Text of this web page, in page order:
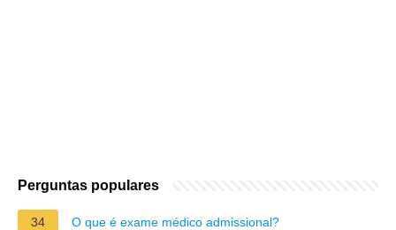
Perguntas populares
34 O que é exame médico admissional?